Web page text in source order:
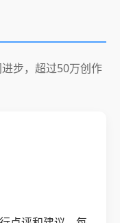
步，超过50万创作